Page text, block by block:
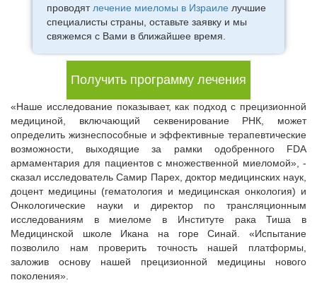
проводят лечение миеломы в Израиле лучшие
специалисты страны, оставьте заявку и мы
свяжемся с Вами в ближайшее время.
Получить программу лечения
«Наше исследование показывает, как подход с прецизионной
медициной, включающий секвенирование РНК, может
определить жизнеспособные и эффективные терапевтические
возможности, выходящие за рамки одобренного FDA
армаментария для пациентов с множественной миеломой», -
сказал исследователь Самир Парех, доктор медицинских наук,
доцент медицины (гематология и медицинская онкология) и
Онкологические науки и директор по трансляционным
исследованиям в миеломе в Институте рака Тиша в
Медицинской школе Икана на горе Синай. «Испытание
позволило нам проверить точность нашей платформы,
заложив основу нашей прецизионной медицины нового
поколения».